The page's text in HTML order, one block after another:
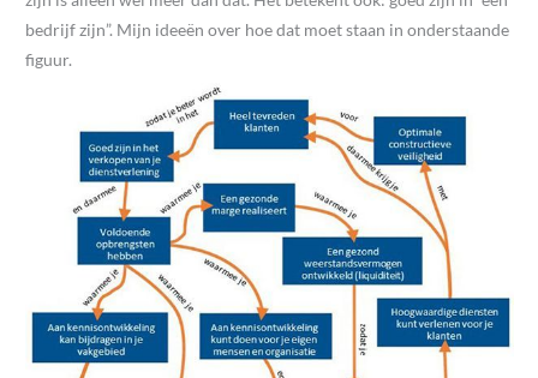
bedrijf zijn”. Mijn ideeën over hoe dat moet staan in onderstaande
figuur.